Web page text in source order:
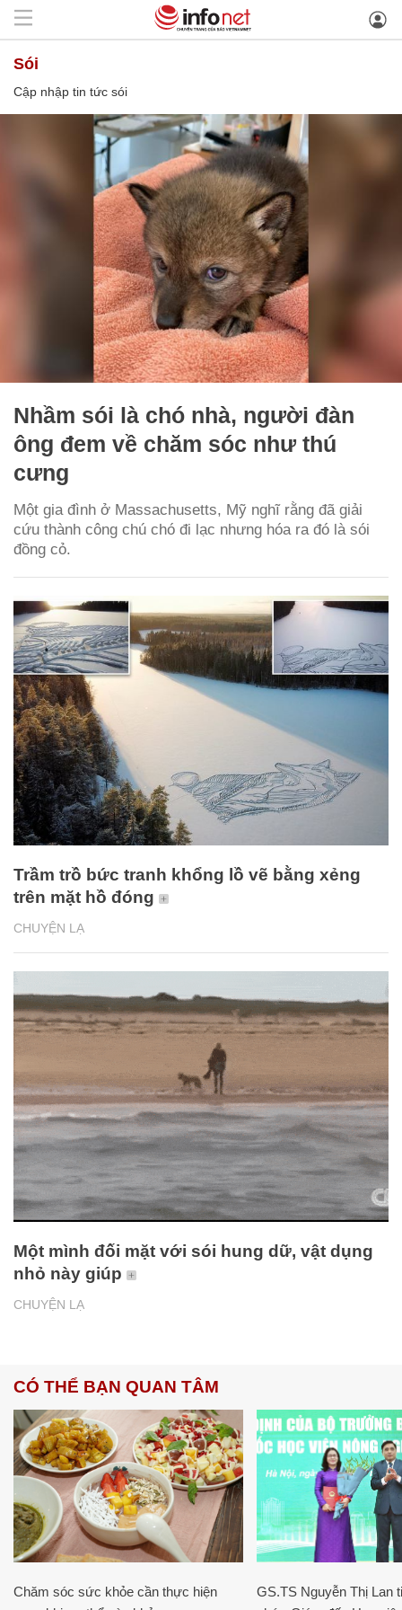
sói
Cập nhập tin tức sói
Nhầm sói là chó nhà, người đàn
ông đem về chăm sóc như thú
cưng
Một gia đình ở Massachusetts, Mỹ nghĩ rằng đã giải
cứu thành công chú chó đi lạc nhưng hóa ra đó là sói
đồng cỏ.
CHUYỆN LẠ
Trầm trồ bức tranh khổng lồ vẽ bằng xẻng
trên mặt hồ đóng
CHUYỆN LẠ
Một mình đối mặt với sói hung dữ, vật dụng
nhỏ này giúp
CÓ THỂ BẠN QUAN TÂM
Chăm sóc sức khỏe cần thực hiện
GS.TS Nguyễn Thị Lan